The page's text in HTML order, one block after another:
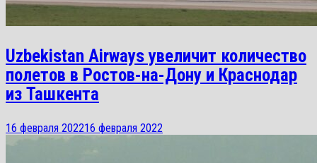
Uzbekistan Airways увеличит количество
полетов в Ростов-на-Дону и Краснодар
из Ташкента
16 февраля 202216 февраля 2022